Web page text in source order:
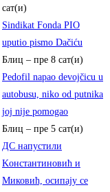
сат(и)
Sindikat Fonda PIO
uputio pismo Dačiću
Блиц – пре 8 сат(и)
Pedofil napao devojčicu u
autobusu, niko od putnika
joj nije pomogao
Блиц – пре 5 сат(и)
ДС напустили
Kонстантиновић и
Mиковић, осипаjу се